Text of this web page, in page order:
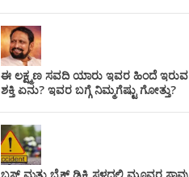
ಈ ಲಕ್ಷ್ಮಣ ಸವದಿ ಯಾರು ಇವರ ಹಿಂದೆ ಇರುವ
ಶಕ್ತಿ ಏನು? ಇವರ ಬಗ್ಗೆ ನಿಮ್ಮಗೆಷ್ಟು ಗೋತ್ತು?